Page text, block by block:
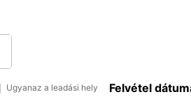
Ugyanaz a leadási hely Felvétel